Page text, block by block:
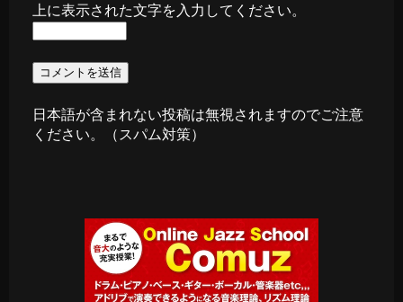
上に表示された文字を入力してください。
日本語が含まれない投稿は無視されますのでご注意
ください。（スパム対策）